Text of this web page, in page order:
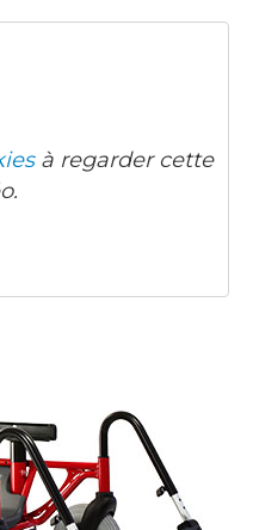
à regarder cette